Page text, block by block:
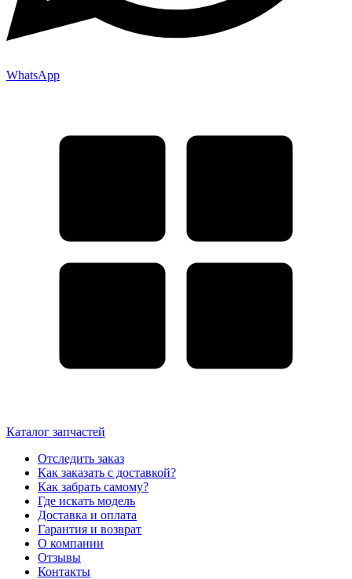
WhatsApp
Каталог запчастей
Отследить заказ
Как заказать с доставкой?
Как забрать самому?
Где искать модель
Доставка и оплата
Гарантия и возврат
О компании
Отзывы
Контакты